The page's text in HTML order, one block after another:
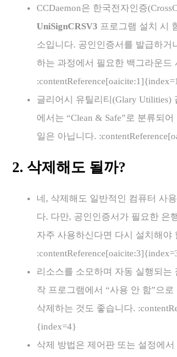
CCDaemon은 한국전자인증
UniSignCRSV3 프로그램 설치 시
소입니다. 공인인증서를 발급하거
하는 과정에서 필요한 백그라운드
글리어시 유틸리티(Glary Utilities)
에서는 “Clean & Safe”로 분류되
일은 아닙니다.
2. 삭제해도 될까?
네, 삭제해도 일반적인 컴퓨터 사
다. 다만, 공인인증서가 필요한 은
자주 사용하신다면 다시 설치해야
리소스를 소모하며 자동 실행되는
작 프로그램에서 “사용 안 함”으로
삭제하는 것도 좋습니다.
{index=4}
삭제 방법은 제어판 또는 설정에서